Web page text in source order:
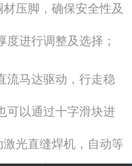
压脚，确保安全性及
进行调整及选择；
流马达驱动，行走稳
可以通过十字滑块进
光直缝焊机，自动等